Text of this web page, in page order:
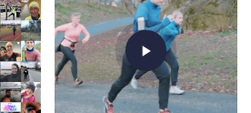
play_arrow